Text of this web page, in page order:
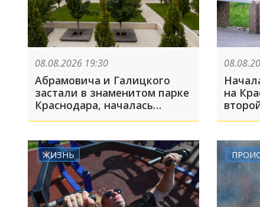
08.08.2026 19:30
Абрамовича и Галицкого
застали в знаменитом парке
Краснодара, началась
украинская атака на
неделю
на
ЖИЗНЬ